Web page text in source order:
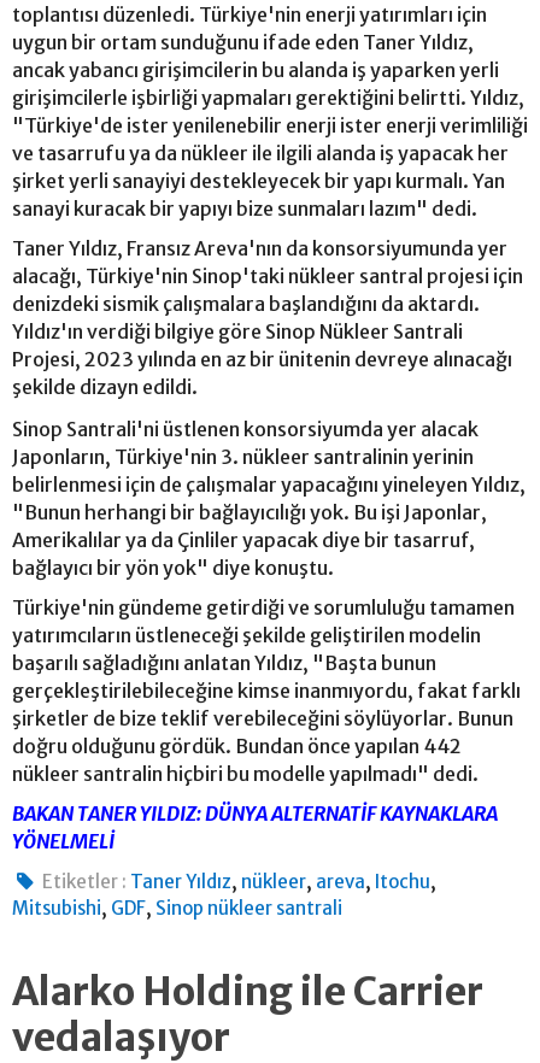
toplantısı düzenledi. Türkiye'nin enerji yatırımları için
uygun bir ortam sunduğunu ifade eden Taner Yıldız,
ancak yabancı girişimcilerin bu alanda iş yaparken yerli
girişimcilerle işbirliği yapmaları gerektiğini belirtti. Yıldız,
"Türkiye'de ister yenilenebilir enerji ister enerji verimliliği
ve tasarrufu ya da nükleer ile ilgili alanda iş yapacak her
şirket yerli sanayiyi destekleyecek bir yapı kurmalı. Yan
sanayi kuracak bir yapıyı bize sunmaları lazım" dedi.
Taner Yıldız, Fransız Areva'nın da konsorsiyumunda yer
alacağı, Türkiye'nin Sinop'taki nükleer santral projesi için
denizdeki sismik çalışmalara başlandığını da aktardı.
Yıldız'ın verdiği bilgiye göre Sinop Nükleer Santrali
Projesi, 2023 yılında en az bir ünitenin devreye alınacağı
şekilde dizayn edildi.
Sinop Santrali'ni üstlenen konsorsiyumda yer alacak
Japonların, Türkiye'nin 3. nükleer santralinin yerinin
belirlenmesi için de çalışmalar yapacağını yineleyen Yıldız,
"Bunun herhangi bir bağlayıcılığı yok. Bu işi Japonlar,
Amerikalılar ya da Çinliler yapacak diye bir tasarruf,
bağlayıcı bir yön yok" diye konuştu.
Türkiye'nin gündeme getirdiği ve sorumluluğu tamamen
yatırımcıların üstleneceği şekilde geliştirilen modelin
başarılı sağladığını anlatan Yıldız, "Başta bunun
gerçekleştirilebileceğine kimse inanmıyordu, fakat farklı
şirketler de bize teklif verebileceğini söylüyorlar. Bunun
doğru olduğunu gördük. Bundan önce yapılan 442
nükleer santralin hiçbiri bu modelle yapılmadı" dedi.
BAKAN TANER YILDIZ: DÜNYA ALTERNATİF KAYNAKLARA
YÖNELMELİ
Etiketler : Taner Yıldız, nükleer, areva, Itochu,
Mitsubishi, GDF, Sinop nükleer santrali
Alarko Holding ile Carrier
vedalaşıyor